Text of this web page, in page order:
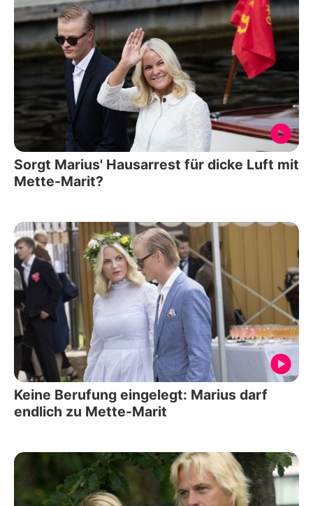
Sorgt Marius' Hausarrest für dicke Luft mit
Mette-Marit?
Keine Berufung eingelegt: Marius darf
endlich zu Mette-Marit